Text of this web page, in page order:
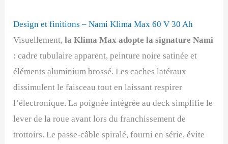
Design et finitions – Nami Klima Max 60 V 30 Ah
Visuellement,la Klima Max adopte la signature Nami
: cadre tubulaire apparent, peinture noire satinée et
éléments aluminium brossé. Les caches latéraux
dissimulent le faisceau tout en laissant respirer
l’électronique. La poignée intégrée au deck simplifie le
lever de la roue avant lors du franchissement de
trottoirs. Le passe-câble spiralé, fourni en série, évite